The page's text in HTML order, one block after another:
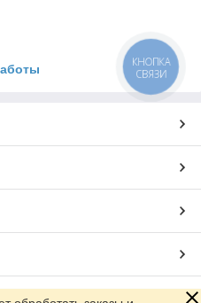
КНОПКА
СВЯЗИ